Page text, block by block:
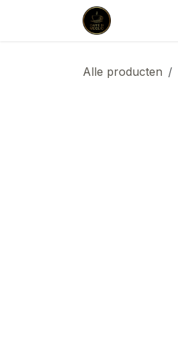
Overslaan naar inhoud
Alle producten